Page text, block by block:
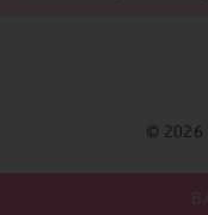
© 2026